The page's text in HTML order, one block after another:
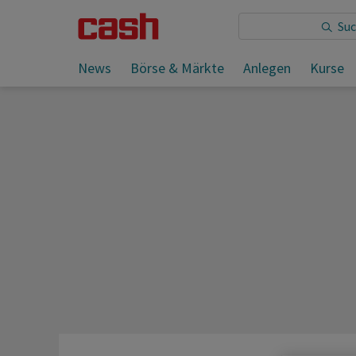
News Börse & Märkte Anlegen Kurse
Sie lesen: